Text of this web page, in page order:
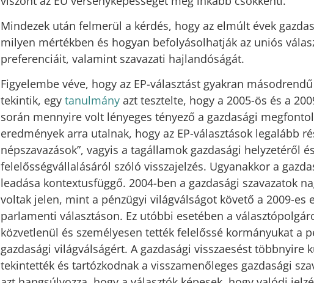
Mindezek után felmerül a kérdés, hogy az elmúlt évek
milyen mértékben és hogyan befolyásolhatják az uniós
preferenciáit, valamint szavazati hajlandóságát.
Figyelembe véve, hogy az EP-választást gyakran
tekintik, egy tanulmányazt tesztelte, hogy a 2005-ös és a
során mennyire volt lényeges tényező a gazdasági
eredmények arra utalnak, hogy az EP-választások legalább
népszavazások”, vagyis a tagállamok gazdasági helyzetéről
felelősségvállalásáról szóló visszajelzés. Ugyanakkor a
leadása kontextusfüggő. 2004-ben a gazdasági szavazatok
voltak jelen, mint a pénzügyi világválságot követő a 2009-es
parlamenti választáson. Ez utóbbi esetében a
közvetlenül és személyesen tették felelőssé kormányukat a
gazdasági világválságért. A gazdasági visszaesést többnyire
tekintették és tartózkodnak a visszamenőleges gazdasági